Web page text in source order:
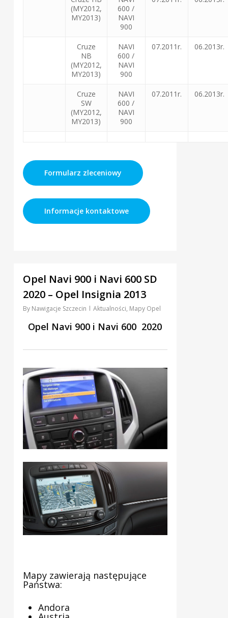
(MY2012,
MY2013)
600 /
NAVI
900
Cruze
NB
(MY2012,
MY2013)
NAVI
600 /
NAVI
900
07.2011r. 06.2013r.
Cruze
SW
(MY2012,
MY2013)
NAVI
600 /
NAVI
900
07.2011r. 06.2013r.
Formularz zleceniowy
Informacje kontaktowe
Opel Navi 900 i Navi 600 SD
2020 – Opel Insignia 2013
By Nawigacje Szczecin Aktualności, Mapy Opel
Opel Navi 900 i Navi 600 2020
Mapy zawierają następujące
Państwa:
Andora